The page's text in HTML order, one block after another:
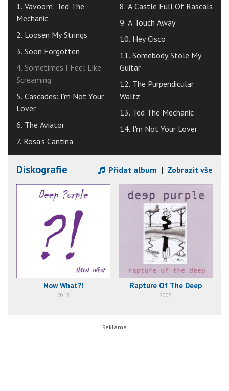
1. Vavoom: Ted The
Mechanic
2. Loosen My Strings
3. Soon Forgotten
4. Sometimes I Feel Like
Screaming
5. Cascades: I'm Not Your
Lover
6. The Aviator
7. Rosa's Cantina
8. A Castle Full Of Rascals
9. A Touch Away
10. Hey Cisco
11. Somebody Stole My
Guitar
12. The Purpendicular
Waltz
13. Ted The Mechanic
14. I'm Not Your Lover
Diskografie Přidat album | Zobrazit vše
Now What?!
2013
Rapture Of The Deep
2005